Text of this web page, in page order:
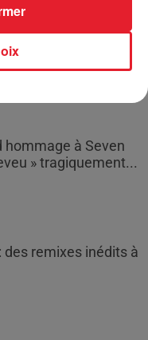
au-dessus de...
hommage à Seven
» tragiquement...
des remixes inédits à